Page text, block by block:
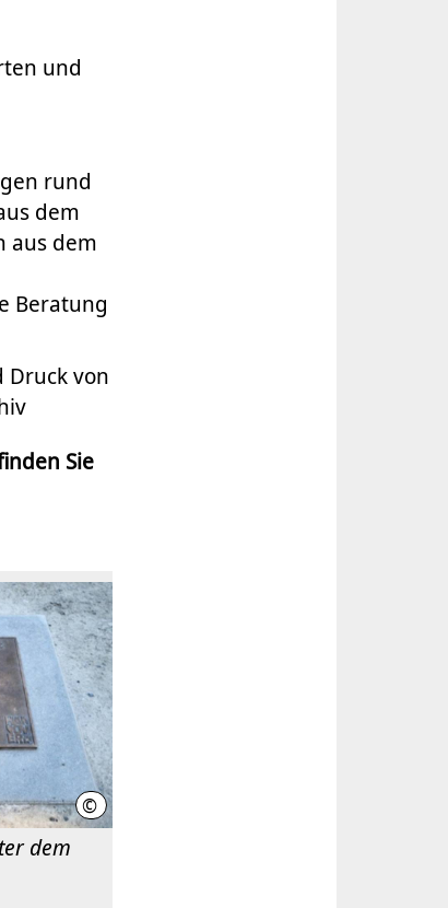
und
rund
dem
aus dem
Beratung
Druck von
Sie
© LHH
dem